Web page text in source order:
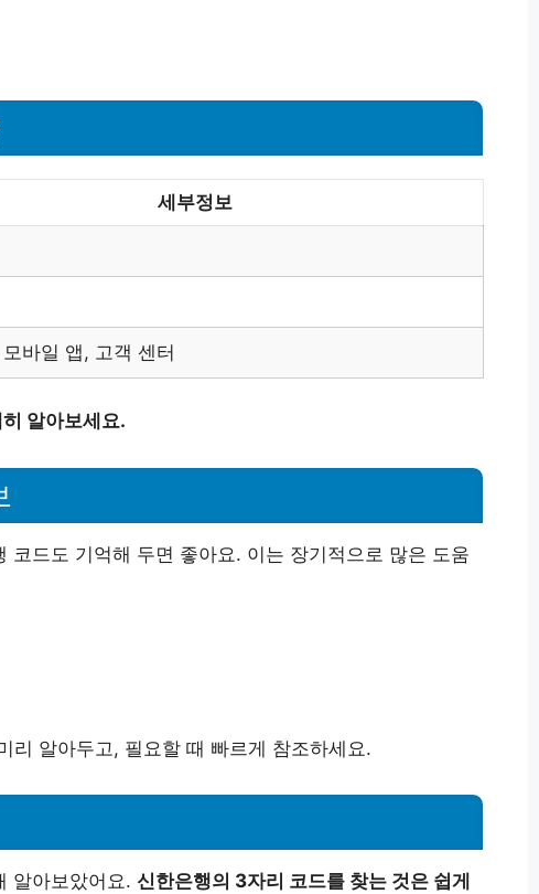
세부정보
바일 앱, 고객 센터
알아보세요.
코드도 기억해 두면 좋아요. 이는 장기적으로 많은 도움
리 알아두고, 필요할 때 빠르게 참조하세요.
알아보았어요. 신한은행의 3자리 코드를 찾는 것은 쉽게